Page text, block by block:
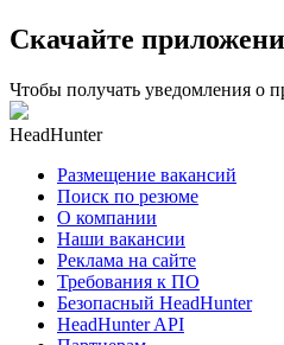
Скачайте
Чтобы получать уведомления о
HeadHunter
Размещение вакансий
Поиск по резюме
О компании
Наши вакансии
Реклама на сайте
Требования к ПО
Безопасный HeadHunter
HeadHunter API